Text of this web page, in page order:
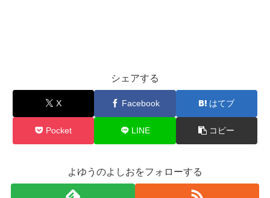
シェアする
X Facebook はてブ
Pocket LINE コピー
よゆうのよしおをフォローする